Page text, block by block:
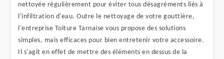
nettoyée régulièrement pour éviter tous désagréments liés à
l'infiltration d'eau. Outre le nettoyage de votre gouttière,
l'entreprise Toiture Tarnaise vous propose des solutions
simples, mais efficaces pour bien entretenir votre accessoire.
Il s'agit en effet de mettre des éléments en dessus de la